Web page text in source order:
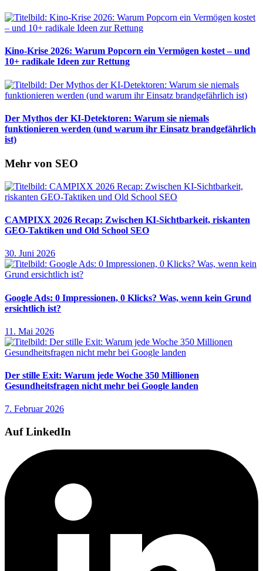
Kino-Krise 2026: Warum Popcorn ein Vermögen kostet – und
10+ radikale Ideen zur Rettung
Der Mythos der KI-Detektoren: Warum sie niemals
funktionieren werden (und warum ihr Einsatz brandgefährlich
ist)
Mehr von SEO
CAMPIXX 2026 Recap: Zwischen KI-Sichtbarkeit, riskanten
GEO-Taktiken und Old School SEO
30. Juni 2026
Google Ads: 0 Impressionen, 0 Klicks? Was, wenn kein Grund
ersichtlich ist?
11. Mai 2026
Der stille Exit: Warum jede Woche 350 Millionen
Gesundheitsfragen nicht mehr bei Google landen
7. Februar 2026
Auf LinkedIn